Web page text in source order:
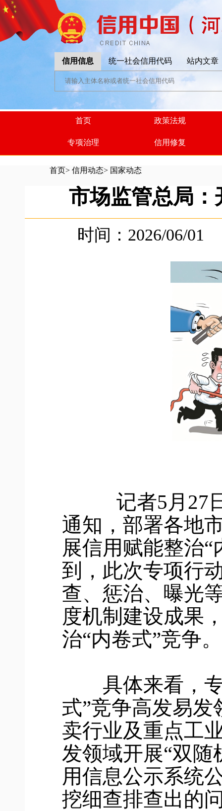
信用信息 统一社会信用代码 站内文章
首页 政策法规
专项治理 信用修复
首页> 信用动态> 国家动态
市场监管总局：
时间：2026/06/01
记者5月27日
通知，部署各地
展信用赋能整治
到，此次专项行
查、惩治、曝光
度机制建设成果
治“内卷式”竞争。
具体来看，专
式”竞争高发易
卖行业及重点工
发领域开展“双
用信息公示系统
挖细查排查出的